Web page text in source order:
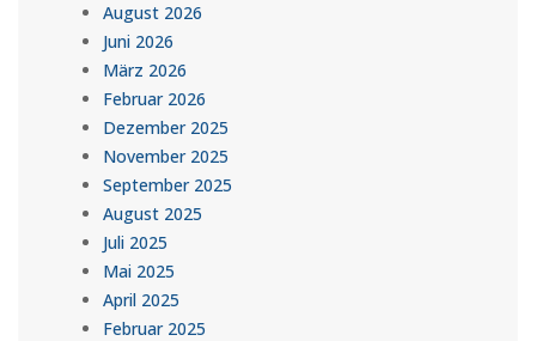
August 2026
Juni 2026
März 2026
Februar 2026
Dezember 2025
November 2025
September 2025
August 2025
Juli 2025
Mai 2025
April 2025
Februar 2025